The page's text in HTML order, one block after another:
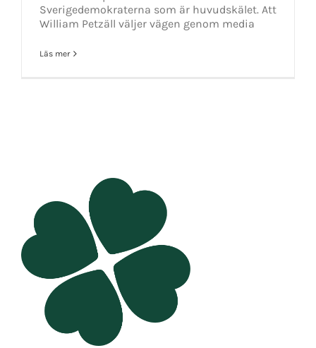
Sverigedemokraterna som är huvudskälet. Att
William Petzäll väljer vägen genom media
Läs mer